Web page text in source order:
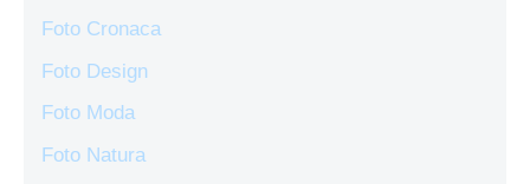
Foto Cronaca
Foto Design
Foto Moda
Foto Natura